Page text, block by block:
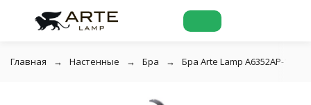
Главная Настенные Бра Бра Arte Lamp A6352AP-1CC